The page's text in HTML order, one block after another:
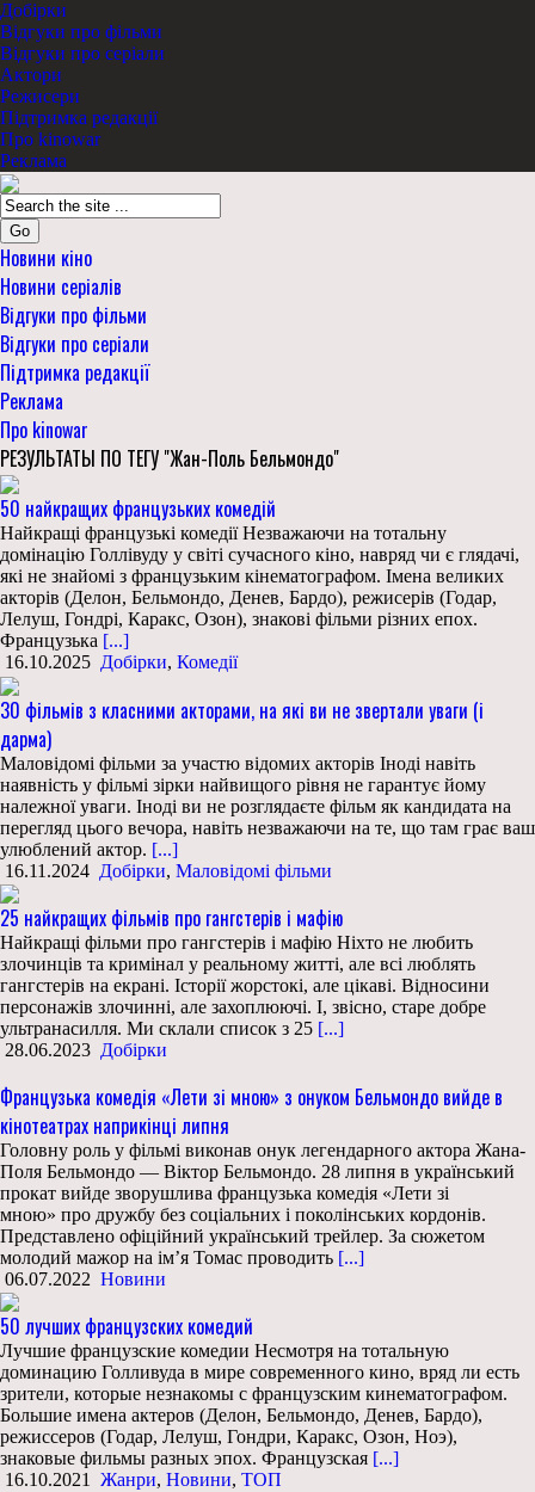
Добірки
Відгуки про фільми
Відгуки про серіали
Актори
Режисери
Підтримка редакції
Про kinowar
Реклама
Go
Новини кіно
Новини серіалів
Відгуки про фільми
Відгуки про серіали
Підтримка редакції
Реклама
Про kinowar
РЕЗУЛЬТАТЫ ПО ТЕГУ "Жан-Поль Бельмондо"
50 найкращих французьких комедій
Найкращі французькі комедії Незважаючи на тотальну
домінацію Голлівуду у світі сучасного кіно, навряд чи є глядачі,
які не знайомі з французьким кінематографом. Імена великих
акторів (Делон, Бельмондо, Денев, Бардо), режисерів (Годар,
Лелуш, Гондрі, Каракс, Озон), знакові фільми різних епох.
Французька [...]
16.10.2025 Добірки, Комедії
30 фільмів з класними акторами, на які ви не звертали уваги (і
дарма)
Маловідомі фільми за участю відомих акторів Іноді навіть
наявність у фільмі зірки найвищого рівня не гарантує йому
належної уваги. Іноді ви не розглядаєте фільм як кандидата на
перегляд цього вечора, навіть незважаючи на те, що там грає ваш
улюблений актор. [...]
16.11.2024 Добірки, Маловідомі фільми
25 найкращих фільмів про гангстерів і мафію
Найкращі фільми про гангстерів і мафію Ніхто не любить
злочинців та кримінал у реальному житті, але всі люблять
гангстерів на екрані. Історії жорстокі, але цікаві. Відносини
персонажів злочинні, але захоплюючі. І, звісно, старе добре
ультранасилля. Ми склали список з 25 [...]
28.06.2023 Добірки
Французька комедія «Лети зі мною» з онуком Бельмондо вийде в
кінотеатрах наприкінці липня
Головну роль у фільмі виконав онук легендарного актора Жана-
Поля Бельмондо — Віктор Бельмондо. 28 липня в український
прокат вийде зворушлива французька комедія «Лети зі
мною» про дружбу без соціальних і поколінських кордонів.
Представлено офіційний український трейлер. За сюжетом
молодий мажор на ім’я Томас проводить [...]
06.07.2022 Новини
50 лучших французских комедий
Лучшие французские комедии Несмотря на тотальную
доминацию Голливуда в мире современного кино, вряд ли есть
зрители, которые незнакомы с французским кинематографом.
Большие имена актеров (Делон, Бельмондо, Денев, Бардо),
режиссеров (Годар, Лелуш, Гондри, Каракс, Озон, Ноэ),
знаковые фильмы разных эпох. Французская [...]
16.10.2021
Жанри, Новини, ТОП